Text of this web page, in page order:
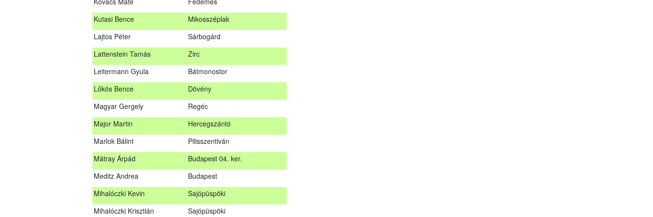
Kutasi Bence
Mikosszéplak
Lajtos Péter
Sárbogárd
Lattenstein Tamás
Zirc
Leitermann Gyula
Bátmonostor
Lőkös Bence
Dövény
Magyar Gergely
Regéc
Major Martin
Hercegszántó
Marlok Bálint
Pilisszentiván
Mátray Árpád
Budapest 04. ker.
Meditz Andrea
Budapest
Mihalóczki Kevin
Sajópüspöki
Mihalóczki Krisztián
Sajópüspöki
Kovács Dániel
Ózd
Kovács Máté
Fedémes
Kutasi Bence
Mikosszéplak
Lajtos Péter
Sárbogárd
Lattenstein Tamás
Zirc
Leitermann Gyula
Bátmonostor
Lőkös Bence
Dövény
Magyar Gergely
Regéc
Major Martin
Hercegszántó
Marlok Bálint
Pilisszentiván
Mátray Árpád
Budapest 04. ker.
Meditz Andrea
Budapest